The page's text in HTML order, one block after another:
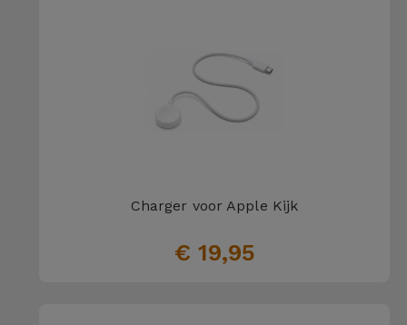
Charger voor Apple Kijk
€ 19,95